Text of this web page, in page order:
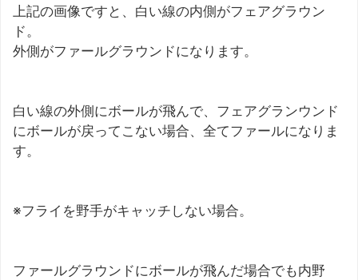
上記の画像ですと、白い線の内側がフェアグラウン
ド。
外側がファールグラウンドになります。
白い線の外側にボールが飛んで、フェアグランウンド
にボールが戻ってこない場合、全てファールになりま
す。
※フライを野手がキャッチしない場合。
ファールグラウンドにボールが飛んだ場合でも内野